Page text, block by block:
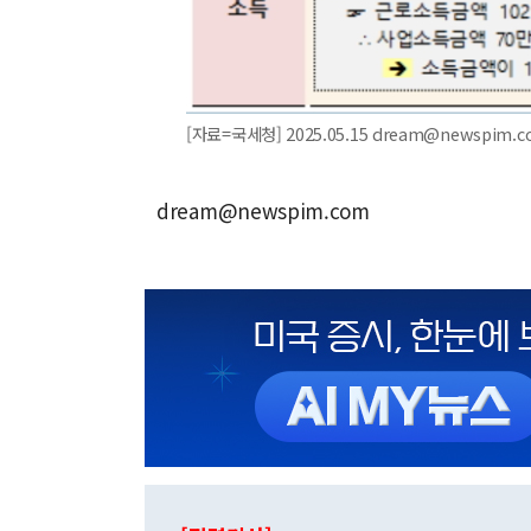
[자료=국세청] 2025.05.15
dream@newspim.com